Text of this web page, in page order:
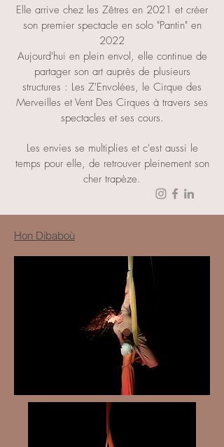
Elle arrive chez les Zêtres en 2021 et créer
son premier spectacle en solo "Pantin" en
2022
Aujourd'hui en plein envol, elle continue de
partager son art auprès de plusieurs
structures : Les Z'Envolées, le Cirque des
Merveilles et Vent Des Cirques à travers ses
spectacles et ses cours.
Les envies se multiplies et c'est aussi le
temps pour elle, de retrouver pleinement son
cher trapèze.​
Hon Dibaboù